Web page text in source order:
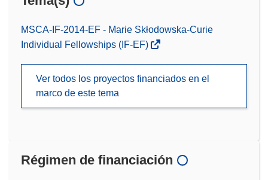
MSCA-IF-2014-EF - Marie Skłodowska-Curie
Individual Fellowships (IF-EF)
Ver todos los proyectos financiados en el
marco de este tema
Régimen de financiación